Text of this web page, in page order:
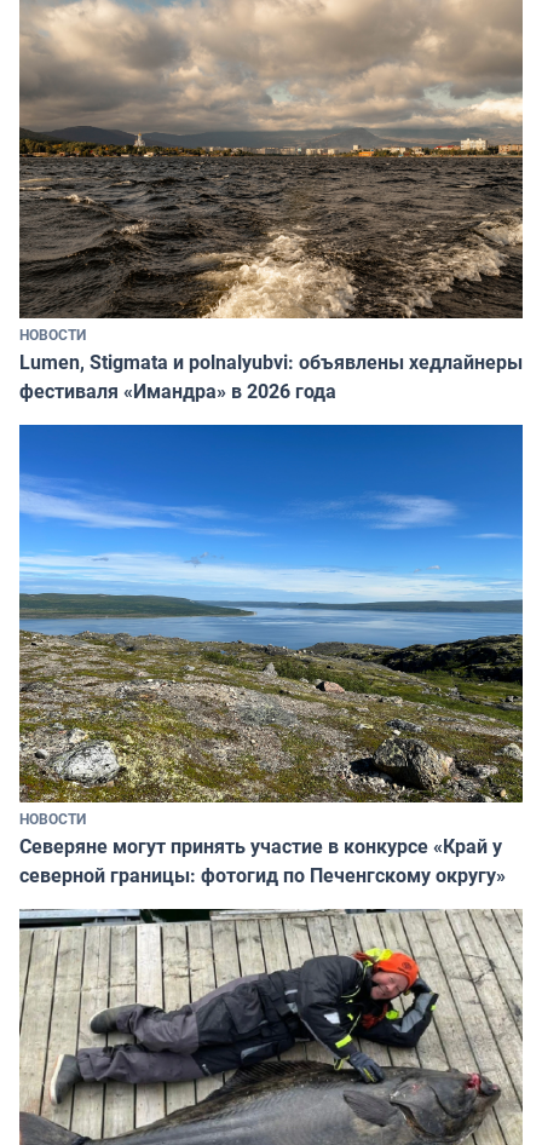
НОВОСТИ
Lumen, Stigmata и polnalyubvi: объявлены хедлайнеры
фестиваля «Имандра» в 2026 года
НОВОСТИ
Северяне могут принять участие в конкурсе «Край у
северной границы: фотогид по Печенгскому округу»